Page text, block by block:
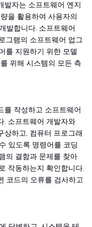
발자는 소프트웨어 엔지
을 활용하여 사용자의
발합니다. 소프트웨어
그램의 소프트웨어 업그
를 지원하기 위한 모델
위해 시스템의 모든 측
를 작성하고 소프트웨어
. 소프트웨어 개발자와
상하고, 컴퓨터 프로그래
있도록 명령어를 코딩
의 결함과 문제를 찾아
작동하는지 확인합니다.
코드의 오류를 검사하고